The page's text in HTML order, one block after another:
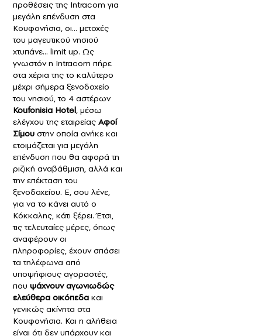
προθέσεις της Intracom για
μεγάλη επένδυση στα
Κουφονήσια, οι… μετοχές
του μαγευτικού νησιού
χτυπάνε… limit up. Ως
γνωστόν η Intracom πήρε
στα χέρια της το καλύτερο
μέχρι σήμερα ξενοδοχείο
του νησιού, το 4 αστέρων
Koufonisia Hotel, μέσω
ελέγχου της εταιρείας Αφοί
Σίμου στην οποία ανήκε και
ετοιμάζεται για μεγάλη
επένδυση που θα αφορά τη
ριζική αναβάθμιση, αλλά και
την επέκταση του
ξενοδοχείου. Ε, σου λένε,
για να το κάνει αυτό ο
Κόκκαλης, κάτι ξέρει. Έτσι,
τις τελευταίες μέρες, όπως
αναφέρουν οι
πληροφορίες, έχουν σπάσει
τα τηλέφωνα από
υποψήφιους αγοραστές,
που ψάχνουν αγωνιωδώς
ελεύθερα οικόπεδα και
γενικώς ακίνητα στα
Κουφονήσια. Και η αλήθεια
είναι ότι δεν υπάρχουν και